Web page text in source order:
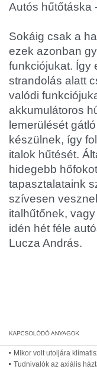
Autós hűtőtáska
Sokáig csak a
ezek azonban
funkciójukat. Így
strandolás alatt
valódi
akkumulátoros
lemerülését
készülnek, így
italok hűtését.
hidegebb
tapasztalataink
szívesen
italhűtőnek,
idén hét féle
Lucza András.
Mikor volt utoljára
Tudnivalók az axiális